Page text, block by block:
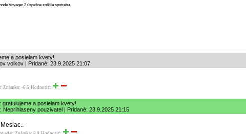
Voyager 2 úspešne znížila spotrebu
a posielam kvety!
volkov | Pridané: 23.9.2025 21:07
Známka: -6.5 Hodnotiť:
gratulujeme a posielam kvety!
Neprihlaseny pouzivatel | Pridané: 23.9.2025 21:15
Mesiac..